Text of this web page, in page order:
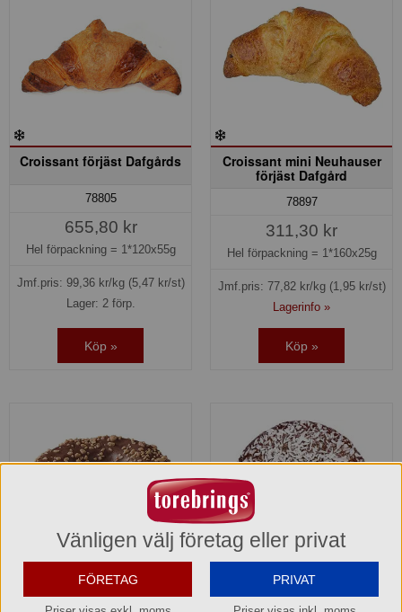
Croissant förjäst Dafgårds
78805
655,80 kr
Hel förpackning = 1*120x55g
Jmf.pris: 99,36kr/kg (5,47 kr/st)
Lager: 2 förp.
Köp »
Croissant mini Neuhauser
förjäst Dafgård
78897
311,30 kr
Hel förpackning = 1*160x25g
Jmf.pris: 77,82kr/kg (1,95 kr/st)
Lagerinfo »
Köp »
Donut Choklad Dafgårds
Donut Coconut Dream
Vänligen välj företag eller privat
FÖRETAG PRIVAT